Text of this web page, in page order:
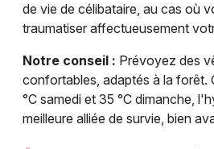
de vie de célibataire, au cas où
traumatiser affectueusement
Notre conseil : Prévoyez des
confortables, adaptés à la forêt.
°C samedi et 35 °C dimanche,
meilleure alliée de survie, bien